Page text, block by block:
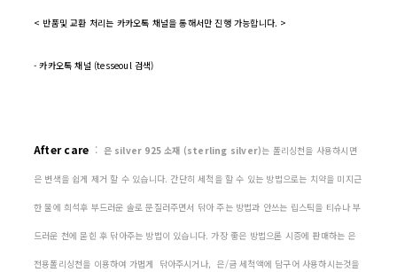
< 반품및 교환 처리는 카카오톡 채널을 통해서만 진행 가능합니다. >
- 카카오톡 채널 (tesseoul 검색)
After care : 은 silver 925 소재 (sterling silver)는 폴리싱천을 사용하시면
은 변색을 쉽게 제거 할 수 있습니다. 간단히 세척을 할 수 있는 방법으로는 치약을 미지근
한 물에 희석후 부드러운 솔로 문질러주면서 닦아 주는 방법과 안쓰는 립스틱을 티슈나 부
드러운 천에 묻힌 후 닦아주는 방법이 있습니다. 가장 좋은 방법으론 시증에 판매하는 은
전용폴리싱천을 이용하여 가볍게 닦아주시거나, 은/금 세척액에 담구어 사용하시는것을